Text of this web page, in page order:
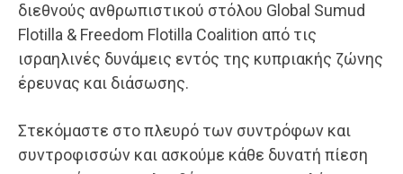
διεθνούς ανθρωπιστικού στόλου Global Sumud
Flotilla & Freedom Flotilla Coalition από τις
ισραηλινές δυνάμεις εντός της κυπριακής ζώνης
έρευνας και διάσωσης.
Στεκόμαστε στο πλευρό των συντρόφων και
συντροφισσών και ασκούμε κάθε δυνατή πίεση